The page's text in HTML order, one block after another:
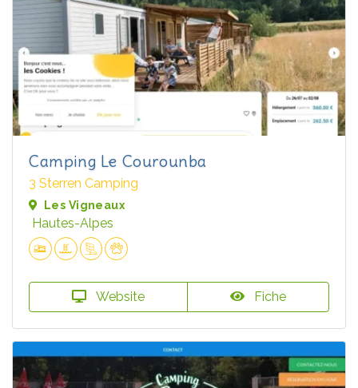
Camping Le Courounba
3 Sterren Camping
Les Vigneaux
Hautes-Alpes
Website Fiche